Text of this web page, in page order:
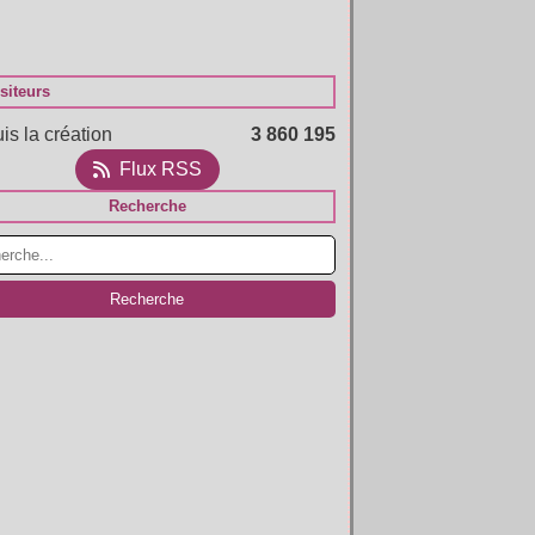
la création
3 860 195
Flux RSS
Recherche